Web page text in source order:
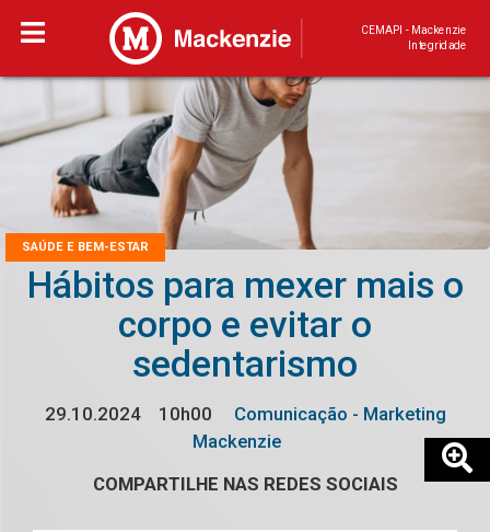
CEMAPI - Mackenzie
Integridade
SAÚDE E BEM-ESTAR
Hábitos para mexer mais o
corpo e evitar o
sedentarismo
29.10.2024 10h00
Comunicação - Marketing
Mackenzie
COMPARTILHE NAS REDES SOCIAIS